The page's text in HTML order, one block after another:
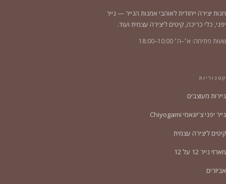
חנות יצירה ייחודית לאוהבי אמנות הנייר — נייר
יפני, כלי כריכה, קיטים ליצירה עצמית ועוד.
שעות פתיחה: א׳–ה׳ 10:00–18:00
קטגוריות
ניירות מעוצבים
נייר יפני צ'יוגאמי Chiyogami
קיטים ליצירה עצמית
מארזי נייר 12 על 12
אביזרים